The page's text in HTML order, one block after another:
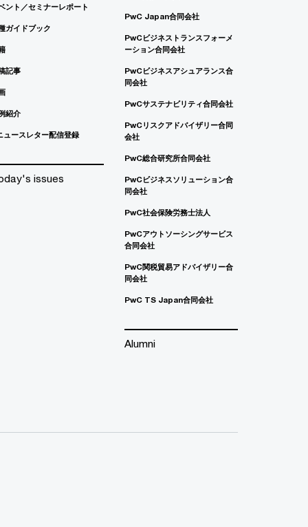
ント／セミナーレポート
ガイドブック
記事
紹介
ュースレター配信登録
issues
PwC Japan合同会社
PwCビジネストランスフォーメ
ーション合同会社
PwCビジネスアシュアランス合
同会社
PwCサステナビリティ合同会社
PwCリスクアドバイザリー合同
会社
PwC総合研究所合同会社
PwCビジネスソリューション合
同会社
PwC社会保険労務士法人
PwCアウトソーシングサービス
合同会社
PwC関税貿易アドバイザリー合
同会社
PwC TS Japan合同会社
Alumni